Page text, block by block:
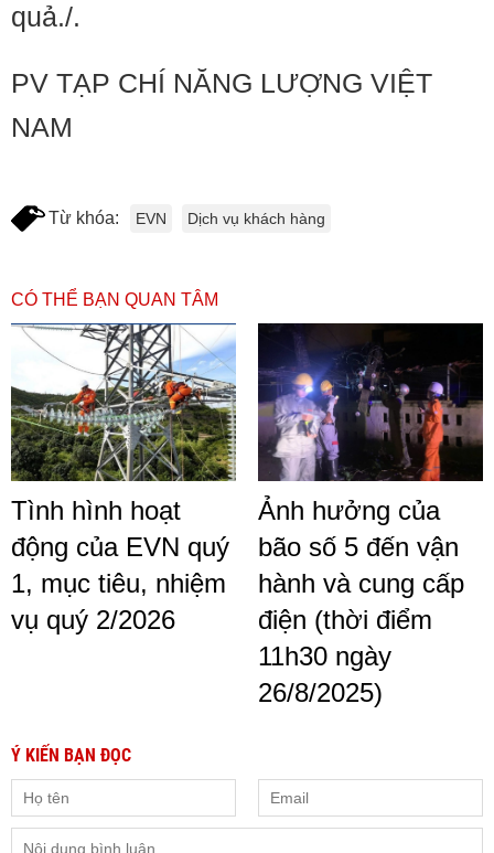
quả./.
PV TẠP CHÍ NĂNG LƯỢNG VIỆT
NAM
Từ khóa: EVN Dịch vụ khách hàng
CÓ THỂ BẠN QUAN TÂM
Tình hình hoạt
động của EVN quý
1, mục tiêu, nhiệm
vụ quý 2/2026
Ảnh hưởng của
bão số 5 đến vận
hành và cung cấp
điện (thời điểm
11h30 ngày
26/8/2025)
Ý KIẾN BẠN ĐỌC